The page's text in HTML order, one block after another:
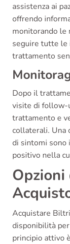
assistenza ai
offrendo
monitorando le
seguire tutte le
trattamento
Dopo il
visite di follow-
trattamento e
collaterali. Una
di sintomi sono
positivo nella
Opzioni
Acquistare
disponibilità
principio attivo